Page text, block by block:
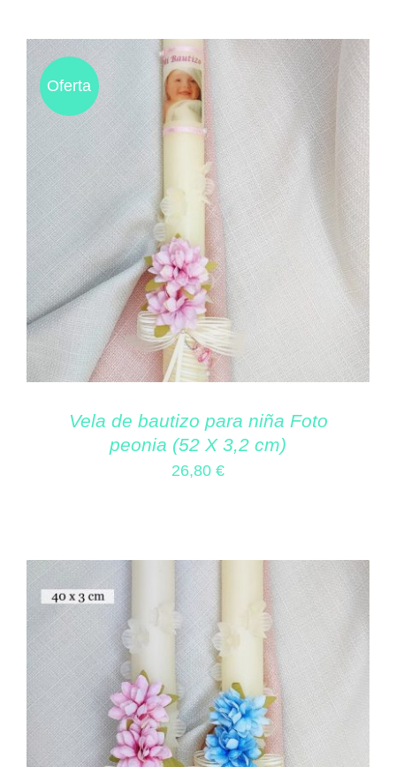
Oferta
Vela de bautizo para niña Foto
peonia (52 X 3,2 cm)
26,80 €